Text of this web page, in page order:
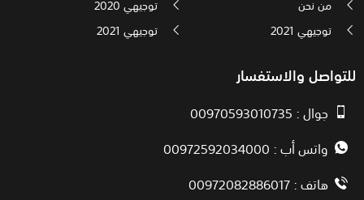
توجيهي 2021
توجيهي 2021
للتواصل والاستفسار
جوال : 00970593010735
واتس أب : 00972592034000
هاتف : 00972082886017